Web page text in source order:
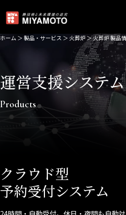
ホーム ＞製品・サービス ＞ 火葬炉＞火葬炉 製品
運営支援システム
Products
クラウド型
予約受付システム